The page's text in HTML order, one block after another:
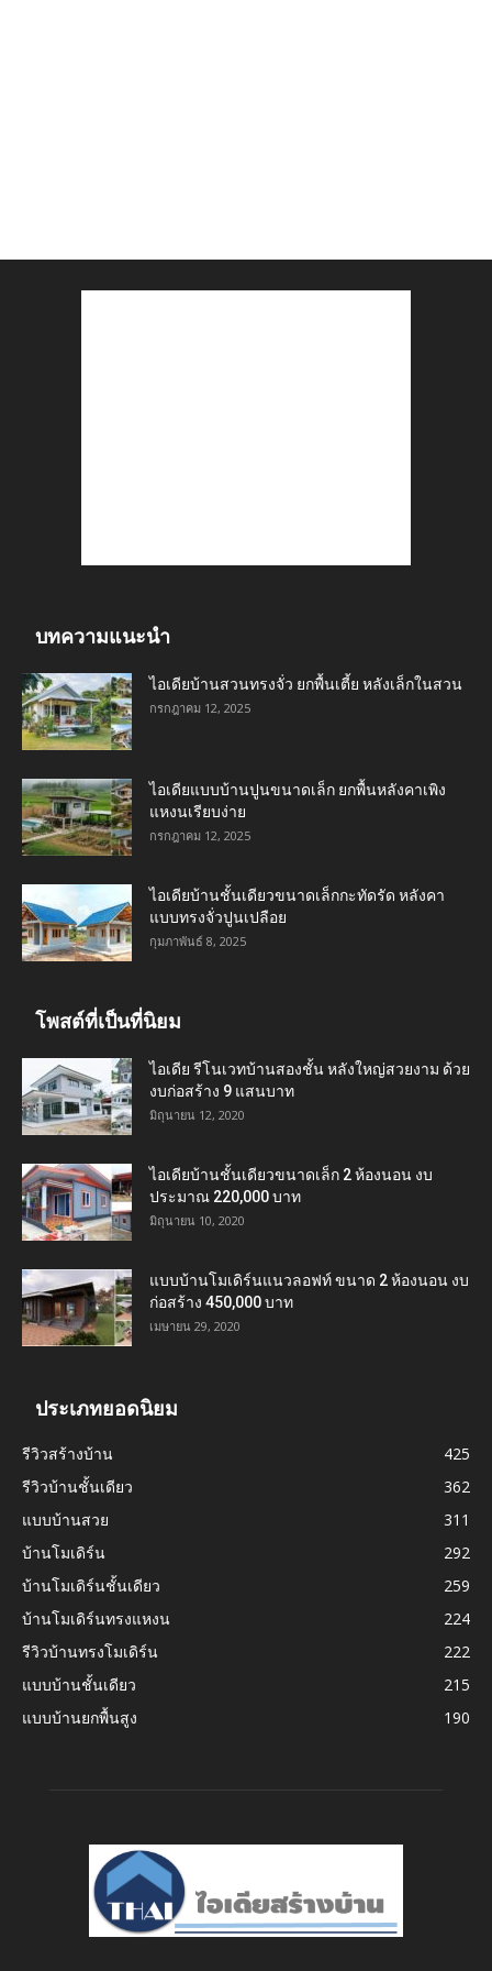
บทความแนะนำ
ไอเดียบ้านสวนทรงจั่ว ยกพื้นเตี้ย หลังเล็กในสวน
กรกฎาคม 12, 2025
ไอเดียแบบบ้านปูนขนาดเล็ก ยกพื้นหลังคาเพิง
แหงนเรียบง่าย
กรกฎาคม 12, 2025
ไอเดียบ้านชั้นเดียวขนาดเล็กกะทัดรัด หลังคา
แบบทรงจั่วปูนเปลือย
กุมภาพันธ์ 8, 2025
โพสต์ที่เป็นที่นิยม
ไอเดีย รีโนเวทบ้านสองชั้น หลังใหญ่สวยงาม ด้วย
งบก่อสร้าง 9 แสนบาท
มิถุนายน 12, 2020
ไอเดียบ้านชั้นเดียวขนาดเล็ก 2 ห้องนอน งบ
ประมาณ 220,000 บาท
มิถุนายน 10, 2020
แบบบ้านโมเดิร์นแนวลอฟท์ ขนาด 2 ห้องนอน งบ
ก่อสร้าง 450,000 บาท
เมษายน 29, 2020
ประเภทยอดนิยม
รีวิวสร้างบ้าน
425
รีวิวบ้านชั้นเดียว
362
แบบบ้านสวย
311
บ้านโมเดิร์น
292
บ้านโมเดิร์นชั้นเดียว
259
บ้านโมเดิร์นทรงแหงน
224
รีวิวบ้านทรงโมเดิร์น
222
แบบบ้านชั้นเดียว
215
แบบบ้านยกพื้นสูง
190